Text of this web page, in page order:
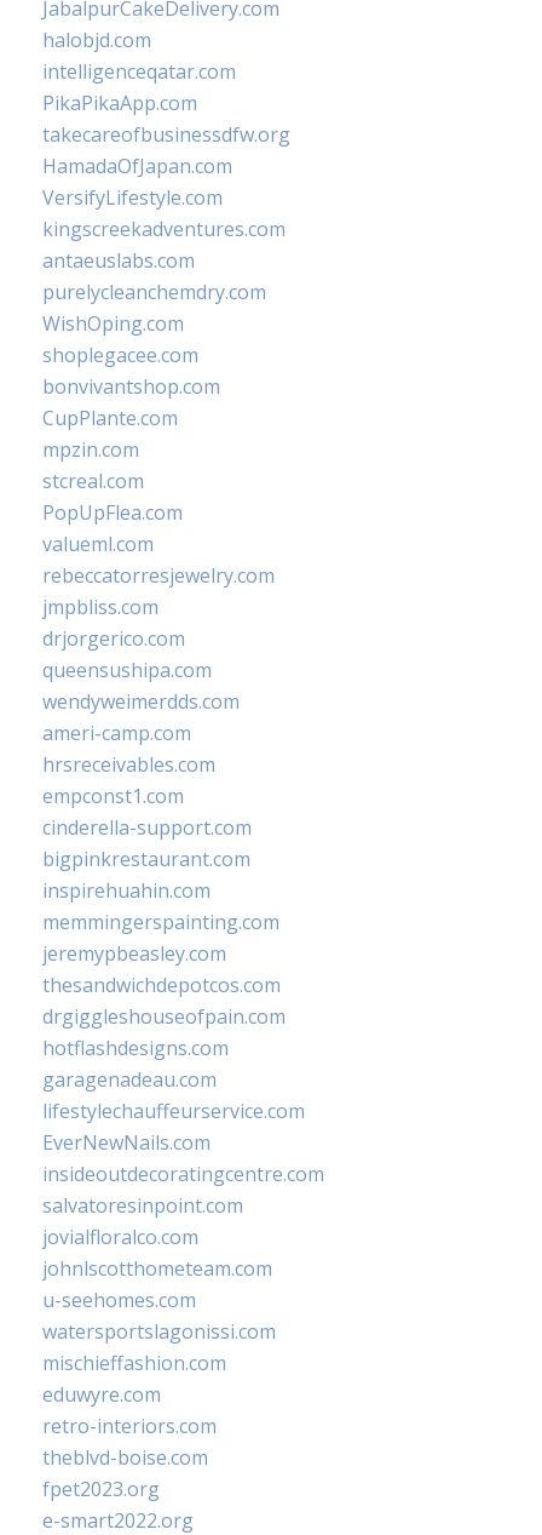
JabalpurCakeDelivery.com
halobjd.com
intelligenceqatar.com
PikaPikaApp.com
takecareofbusinessdfw.org
HamadaOfJapan.com
VersifyLifestyle.com
kingscreekadventures.com
antaeuslabs.com
purelycleanchemdry.com
WishOping.com
shoplegacee.com
bonvivantshop.com
CupPlante.com
mpzin.com
stcreal.com
PopUpFlea.com
valueml.com
rebeccatorresjewelry.com
jmpbliss.com
drjorgerico.com
queensushipa.com
wendyweimerdds.com
ameri-camp.com
hrsreceivables.com
empconst1.com
cinderella-support.com
bigpinkrestaurant.com
inspirehuahin.com
memmingerspainting.com
jeremypbeasley.com
thesandwichdepotcos.com
drgiggleshouseofpain.com
hotflashdesigns.com
garagenadeau.com
lifestylechauffeurservice.com
EverNewNails.com
insideoutdecoratingcentre.com
salvatoresinpoint.com
jovialfloralco.com
johnlscotthometeam.com
u-seehomes.com
watersportslagonissi.com
mischieffashion.com
eduwyre.com
retro-interiors.com
theblvd-boise.com
fpet2023.org
e-smart2022.org